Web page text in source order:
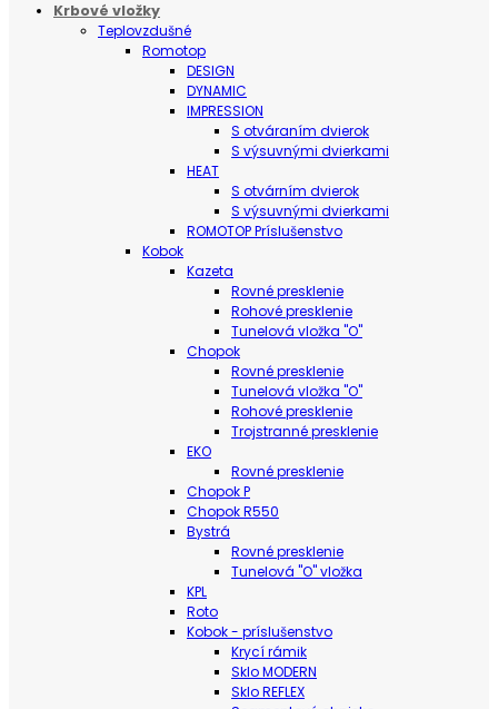
Krbové vložky
Teplovzdušné
Romotop
DESIGN
DYNAMIC
IMPRESSION
S otváraním dvierok
S výsuvnými dvierkami
HEAT
S otvárním dvierok
S výsuvnými dvierkami
ROMOTOP Príslušenstvo
Kobok
Kazeta
Rovné presklenie
Rohové presklenie
Tunelová vložka "O"
Chopok
Rovné presklenie
Tunelová vložka "O"
Rohové presklenie
Trojstranné presklenie
EKO
Rovné presklenie
Chopok P
Chopok R550
Bystrá
Rovné presklenie
Tunelová "O" vložka
KPL
Roto
Kobok - príslušenstvo
Krycí rámik
Sklo MODERN
Sklo REFLEX